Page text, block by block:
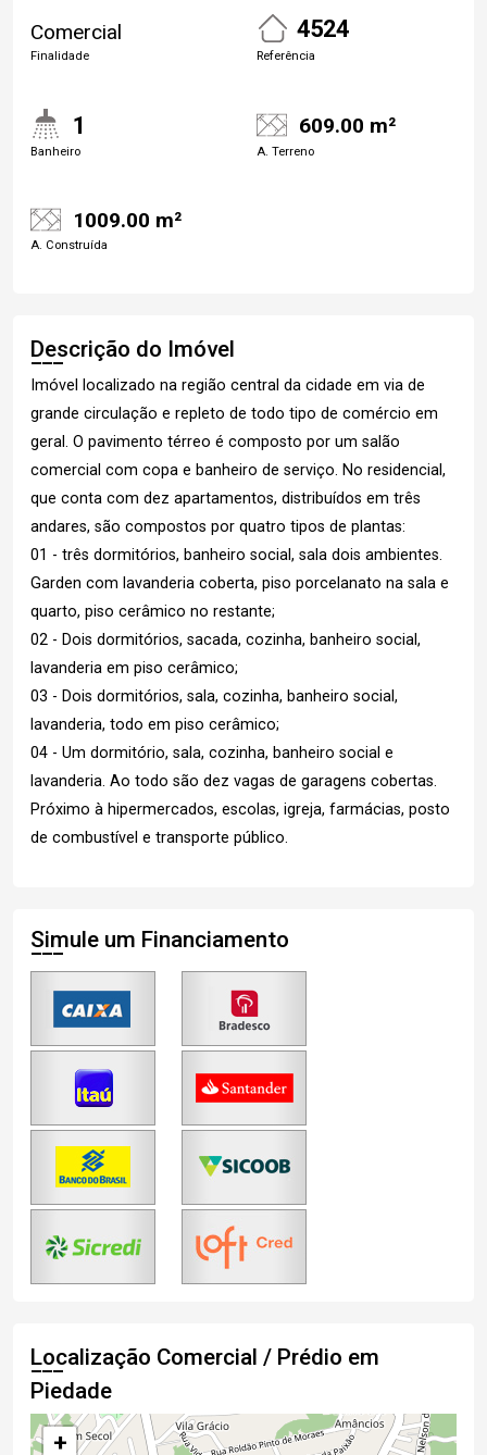
Comercial
Finalidade
4524
Referência
1
Banheiro
609.00 m²
A. Terreno
1009.00 m²
A. Construída
Descrição do Imóvel
Imóvel localizado na região central da cidade em via de
grande circulação e repleto de todo tipo de comércio em
geral. O pavimento térreo é composto por um salão
comercial com copa e banheiro de serviço. No residencial,
que conta com dez apartamentos, distribuídos em três
andares, são compostos por quatro tipos de plantas:
01 - três dormitórios, banheiro social, sala dois ambientes.
Garden com lavanderia coberta, piso porcelanato na sala e
quarto, piso cerâmico no restante;
02 - Dois dormitórios, sacada, cozinha, banheiro social,
lavanderia em piso cerâmico;
03 - Dois dormitórios, sala, cozinha, banheiro social,
lavanderia, todo em piso cerâmico;
04 - Um dormitório, sala, cozinha, banheiro social e
lavanderia. Ao todo são dez vagas de garagens cobertas.
Próximo à hipermercados, escolas, igreja, farmácias, posto
de combustível e transporte público.
Simule um Financiamento
Localização Comercial / Prédio em
Piedade
+